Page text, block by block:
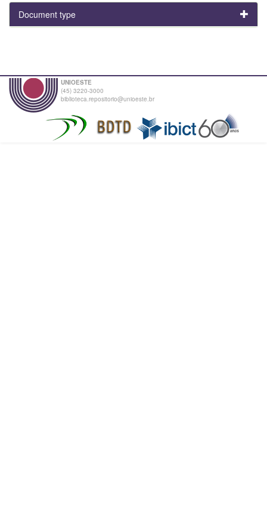
Document type
UNIOESTE
(45) 3220-3000
biblioteca.repositorio@unioeste.br